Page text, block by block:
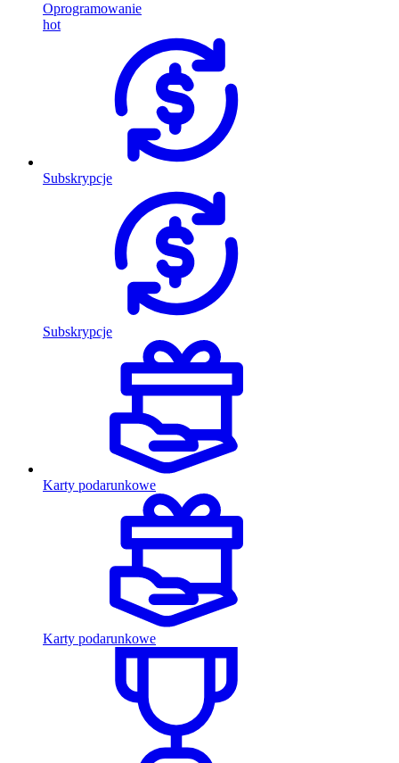
Oprogramowanie
hot
Subskrypcje
Subskrypcje
Karty podarunkowe
Karty podarunkowe